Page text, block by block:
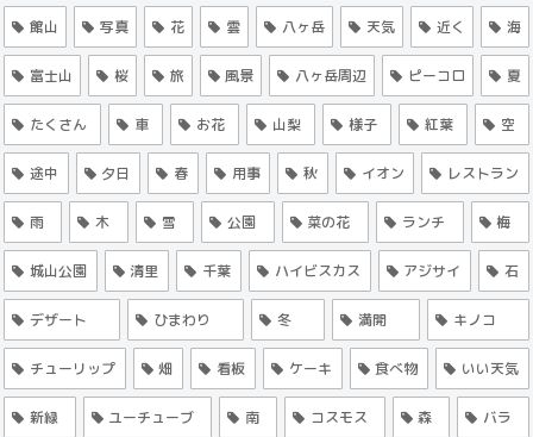
館山 写真 花 雲 八ヶ岳 天気 近く 海
富士山 桜 旅 風景 八ヶ岳周辺 ピーコロ 夏
たくさん 車 お花 山梨 様子 紅葉 空
途中 夕日 春 用事 秋 イオン レストラン
雨 木 雪 公園 菜の花 ランチ 梅
城山公園 清里 千葉 ハイビスカス アジサイ 石
デザート ひまわり 冬 満開 キノコ
チューリップ 畑 看板 ケーキ 食べ物 いい天気
新緑 ユーチューブ 南 コスモス 森 バラ